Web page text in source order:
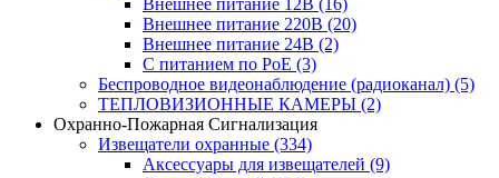
Внешнее питание 12В (16)
Внешнее питание 220В (20)
Внешнее питание 24В (2)
С питанием по PoE (3)
Беспроводное видеонаблюдение (радиоканал) (5)
ТЕПЛОВИЗИОННЫЕ КАМЕРЫ (2)
Охранно-Пожарная Сигнализация
Извещатели охранные (334)
Аксессуары для извещателей (9)